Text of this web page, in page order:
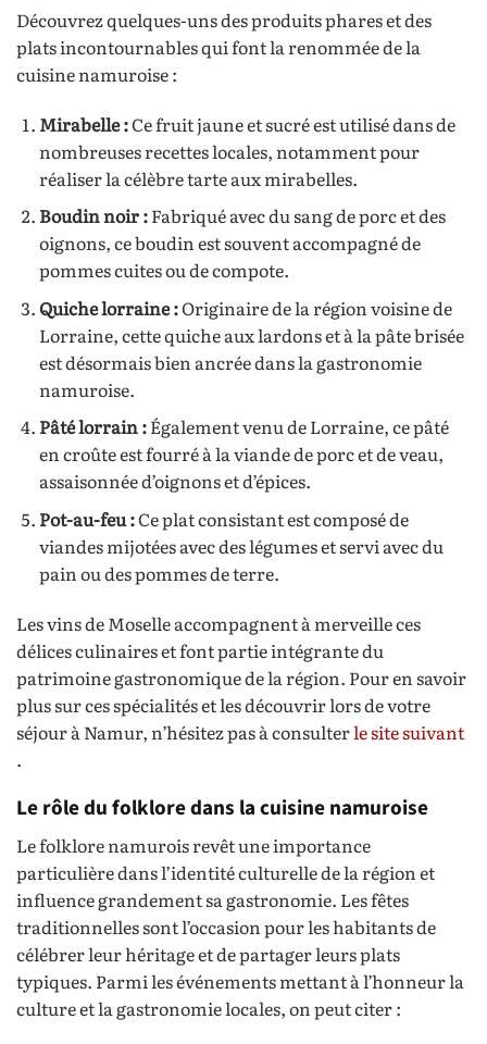
Découvrez quelques-uns des produits phares et des
plats incontournables qui font la renommée de la
cuisine namuroise :
Mirabelle :Ce fruit jaune et sucré est utilisé dans de
nombreuses recettes locales, notamment pour
réaliser la célèbre tarte aux mirabelles.
Boudin noir :Fabriqué avec du sang de porc et des
oignons, ce boudin est souvent accompagné de
pommes cuites ou de compote.
Quiche lorraine :Originaire de la région voisine de
Lorraine, cette quiche aux lardons et à la pâte brisée
est désormais bien ancrée dans la gastronomie
namuroise.
Pâté lorrain :Également venu de Lorraine, ce pâté
en croûte est fourré à la viande de porc et de veau,
assaisonnée d’oignons et d’épices.
Pot-au-feu :Ce plat consistant est composé de
viandes mijotées avec des légumes et servi avec du
pain ou des pommes de terre.
Les vins de Moselle accompagnent à merveille ces
délices culinaires et font partie intégrante du
patrimoine gastronomique de la région. Pour en savoir
plus sur ces spécialités et les découvrir lors de votre
séjour à Namur, n’hésitez pas à consulterle site suivant
.
Le rôle du folklore dans la cuisine namuroise
Le folklore namurois revêt une importance
particulière dans l’identité culturelle de la région et
influence grandement sa gastronomie. Les fêtes
traditionnelles sont l’occasion pour les habitants de
célébrer leur héritage et de partager leurs plats
typiques. Parmi les événements mettant à l’honneur la
culture et la gastronomie locales, on peut citer :